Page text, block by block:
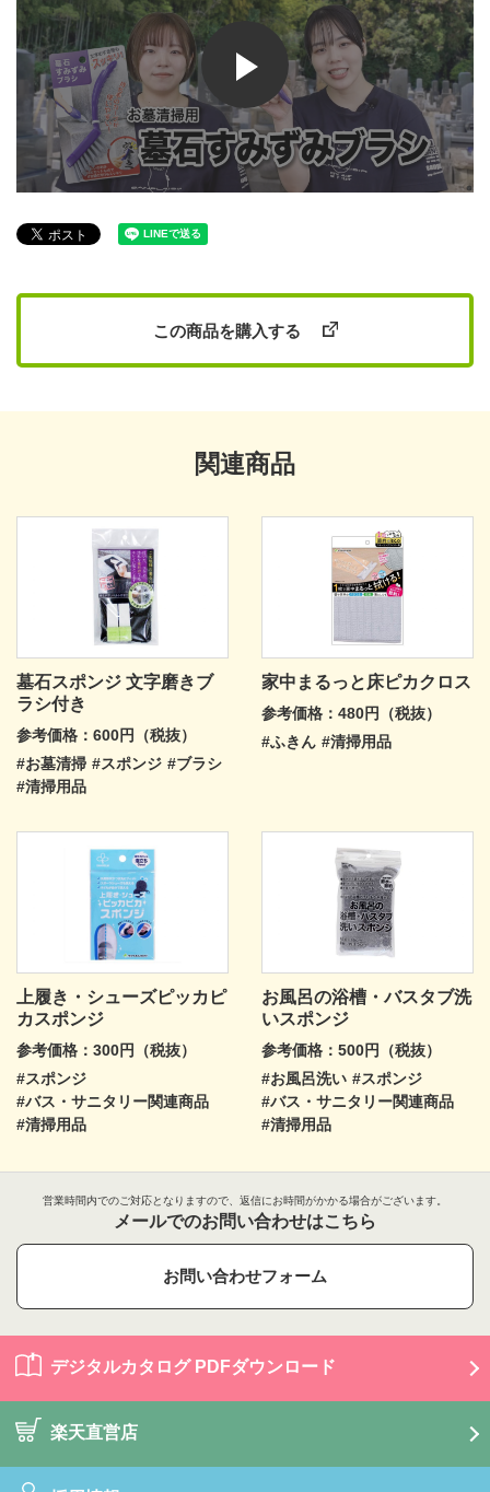
この商品を購入する
関連商品
墓石スポンジ 文字磨きブ
ラシ付き
参考価格：600円（税抜）
#お墓清掃 #スポンジ #ブラシ
#清掃用品
家中まるっと床ピカクロス
参考価格：480円（税抜）
#ふきん #清掃用品
上履き・シューズピッカピ
カスポンジ
参考価格：300円（税抜）
#スポンジ
#バス・サニタリー関連商品
#清掃用品
お風呂の浴槽・バスタブ洗
いスポンジ
参考価格：500円（税抜）
#お風呂洗い #スポンジ
#バス・サニタリー関連商品
#清掃用品
営業時間内でのご対応となりますので、返信にお時間がかかる場合がございます。
メールでのお問い合わせはこちら
お問い合わせフォーム
デジタルカタログ PDFダウンロード
楽天直営店